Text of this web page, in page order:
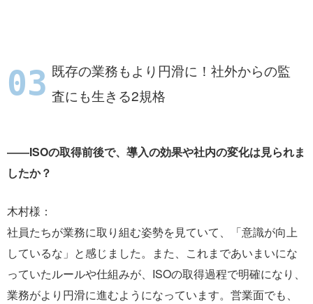
既存の業務もより円滑に！社外からの監
査にも生きる2規格
――ISOの取得前後で、導入の効果や社内の変化は見られま
したか？
木村様：
社員たちが業務に取り組む姿勢を見ていて、「意識が向上
しているな」と感じました。また、これまであいまいにな
っていたルールや仕組みが、ISOの取得過程で明確になり、
業務がより円滑に進むようになっています。営業面でも、